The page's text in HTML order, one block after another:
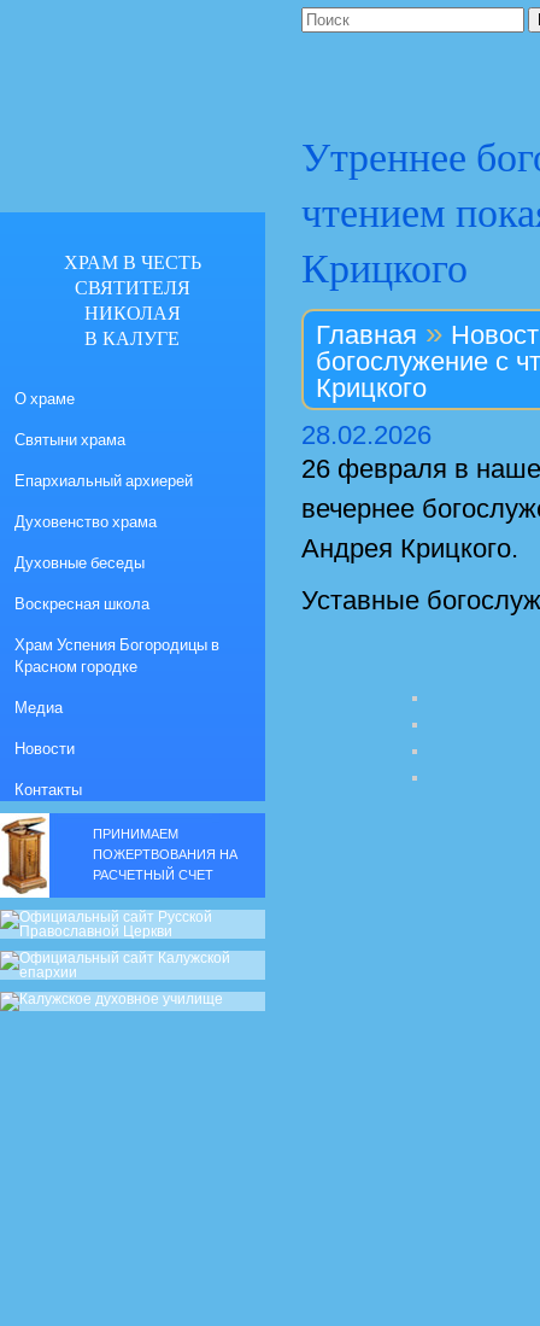
Утреннее
чтением
Крицкого
Главная »
богослужение с
Крицкого
28.02.2026
26 февраля в
вечернее
Андрея Крицкого.
Уставные
ХРАМ В ЧЕСТЬ
СВЯТИТЕЛЯ
НИКОЛАЯ
В КАЛУГЕ
О храме
Святыни храма
Епархиальный архиерей
Духовенство храма
Духовные беседы
Воскресная школа
Храм Успения Богородицы в
Красном городке
Медиа
Новости
Контакты
ПРИНИМАЕМ
ПОЖЕРТВОВАНИЯ НА
РАСЧЕТНЫЙ СЧЕТ